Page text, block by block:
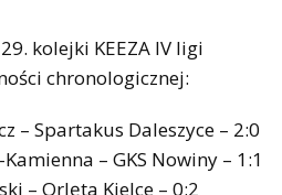
kolejki KEEZA IV ligi
chronologicznej:
– Spartakus Daleszyce – 2:0
– GKS Nowiny – 1:1
– Orlęta Kielce – 0:2